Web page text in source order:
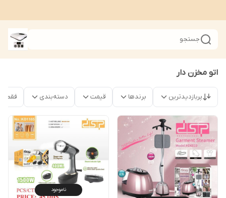
جستجو
اتو مخزن دار
پربازدیدترین برندها قیمت دسته‌بندی فقط
ناموجود